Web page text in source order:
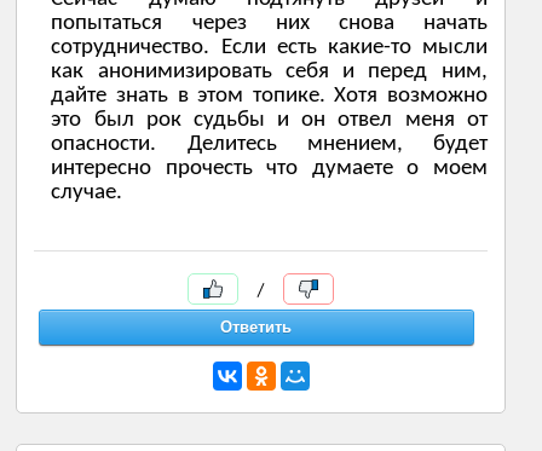
попытаться через них снова начать
сотрудничество. Если есть какие-то мысли
как анонимизировать себя и перед ним,
дайте знать в этом топике. Хотя возможно
это был рок судьбы и он отвел меня от
опасности. Делитесь мнением, будет
интересно прочесть что думаете о моем
случае.
/